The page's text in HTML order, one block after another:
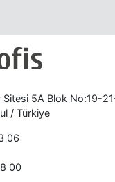
Sitesi 5A Blok No:19-
/ Türkiye
06
00